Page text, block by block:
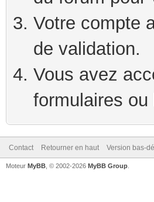
Votre compte
de validation.
Vous avez
formulaires
Contact Retourner en haut Version bas-
Moteur MyBB , © 2002-2026 MyBB Group